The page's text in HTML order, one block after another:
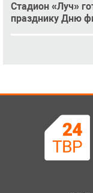
Стадион «Луч»
празднику Дню